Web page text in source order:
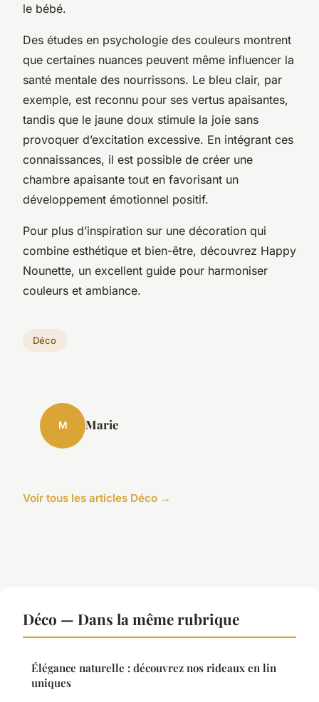
le bébé.
Des études en psychologie des couleurs montrent
que certaines nuances peuvent même influencer la
santé mentale des nourrissons. Le bleu clair, par
exemple, est reconnu pour ses vertus apaisantes,
tandis que le jaune doux stimule la joie sans
provoquer d’excitation excessive. En intégrant ces
connaissances, il est possible de créer une
chambre apaisante tout en favorisant un
développement émotionnel positif.
Pour plus d’inspiration sur une décoration qui
combine esthétique et bien-être, découvrez Happy
Nounette, un excellent guide pour harmoniser
couleurs et ambiance.
Déco
M Marie
Voir tous les articles Déco →
Déco — Dans la même rubrique
Élégance naturelle : découvrez nos rideaux en lin
uniques